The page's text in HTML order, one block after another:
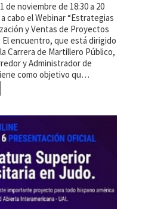
de noviembre de 18:30 a 20
cabo el Webinar “Estrategias
y Ventas de Proyectos
El encuentro, que está dirigido
Carrera de Martillero Público,
y Administrador de
como objetivo qu…